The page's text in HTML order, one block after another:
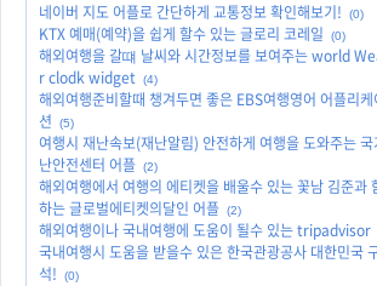
네이버 지도 어플로 간단하게 교통정보 확인해보기! (0)
KTX 예매(예약)을 쉽게 할수 있는 글로리 코레일 (0)
해외여행을 갈떄 날씨와 시간정보를 보여주는 world
r clodk widget (4)
해외여행준비할때 챙겨두면 좋은 EBS여행영어 어플리케
션
(5)
여행시 재난속보(재난알림) 안전하게 여행을 도와주는 국
난안전센터 어플 (2)
해외여행에서 여행의 에티켓을 배울수 있는 꽃남 김준과
하는 글로벌에티켓의달인 어플 (2)
해외여행이나 국내여행에 도움이 될수 있는 tripadvisor
국내여행시 도움을 받을수 있은 한국관광공사 대한민국
석!
(0)